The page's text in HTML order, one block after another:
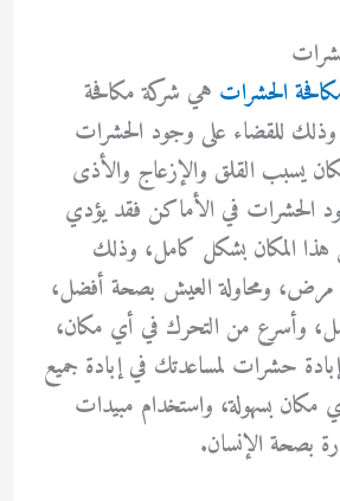
الحشرات هي شركة مكافحة
للقضاء على وجود الحشرات
يسبب القلق والإزعاج والأذى
الحشرات في الأماكن فقد يؤدي
هذا المكان بشكل كامل، وذلك
مرض، ومحاولة العيش بصحة أفضل،
وأسرع من التحرك في أي مكان،
حشرات لمساعدتك في إبادة جميع
مكان بسهولة، واستخدام مبيدات
بصحة الإنسان.